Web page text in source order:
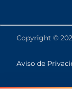
Copyright ©
Aviso de